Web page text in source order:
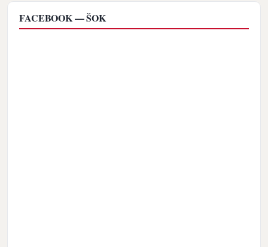
FACEBOOK — ŠOK